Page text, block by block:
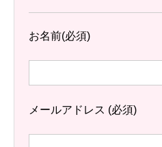
お名前(必須)
メールアドレス (必須)